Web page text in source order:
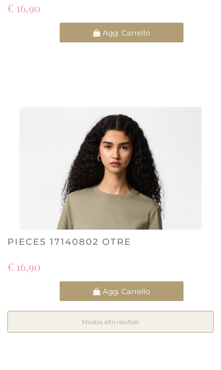
€ 16,90
Agg. Carrello
PIECES 17140802 OTRE
€ 16,90
Agg. Carrello
Mostra altri risultati